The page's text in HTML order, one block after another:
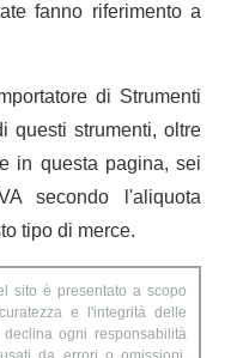
fanno riferimento a
di Strumenti
questi strumenti, oltre
in questa pagina, sei
secondo l'aliquota
tipo di merce.
sito è presentato a scopo
e l'integrità delle
ogni responsabilità